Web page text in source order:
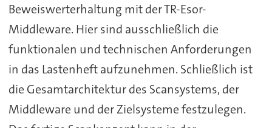
Beweiswerterhaltung mit der TR-Esor-
Middleware. Hier sind ausschließlich die
funktionalen und technischen Anforderungen
in das Lastenheft aufzunehmen. Schließlich ist
die Gesamtarchitektur des Scansystems, der
Middleware und der Zielsysteme festzulegen.